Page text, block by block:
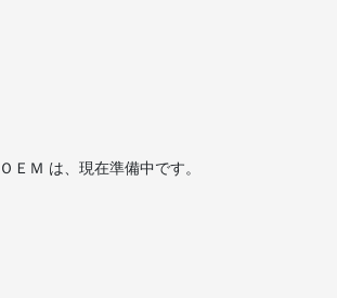
ＥＭ は、現在準備中です。